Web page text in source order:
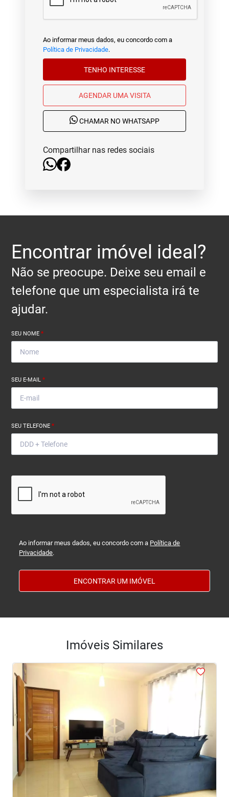
Ao informar meus dados, eu concordo com a
Política de Privacidade.
TENHO INTERESSE
AGENDAR UMA VISITA
CHAMAR NO WHATSAPP
Compartilhar nas redes sociais
Encontrar imóvel ideal?
Não se preocupe. Deixe seu email e
telefone que um especialista irá te
ajudar.
SEU NOME*
SEU E-MAIL*
SEU TELEFONE*
Ao informar meus dados, eu concordo com a Política de
Privacidade.
ENCONTRAR UM IMÓVEL
Imóveis Similares
<
‹Previous ›Next